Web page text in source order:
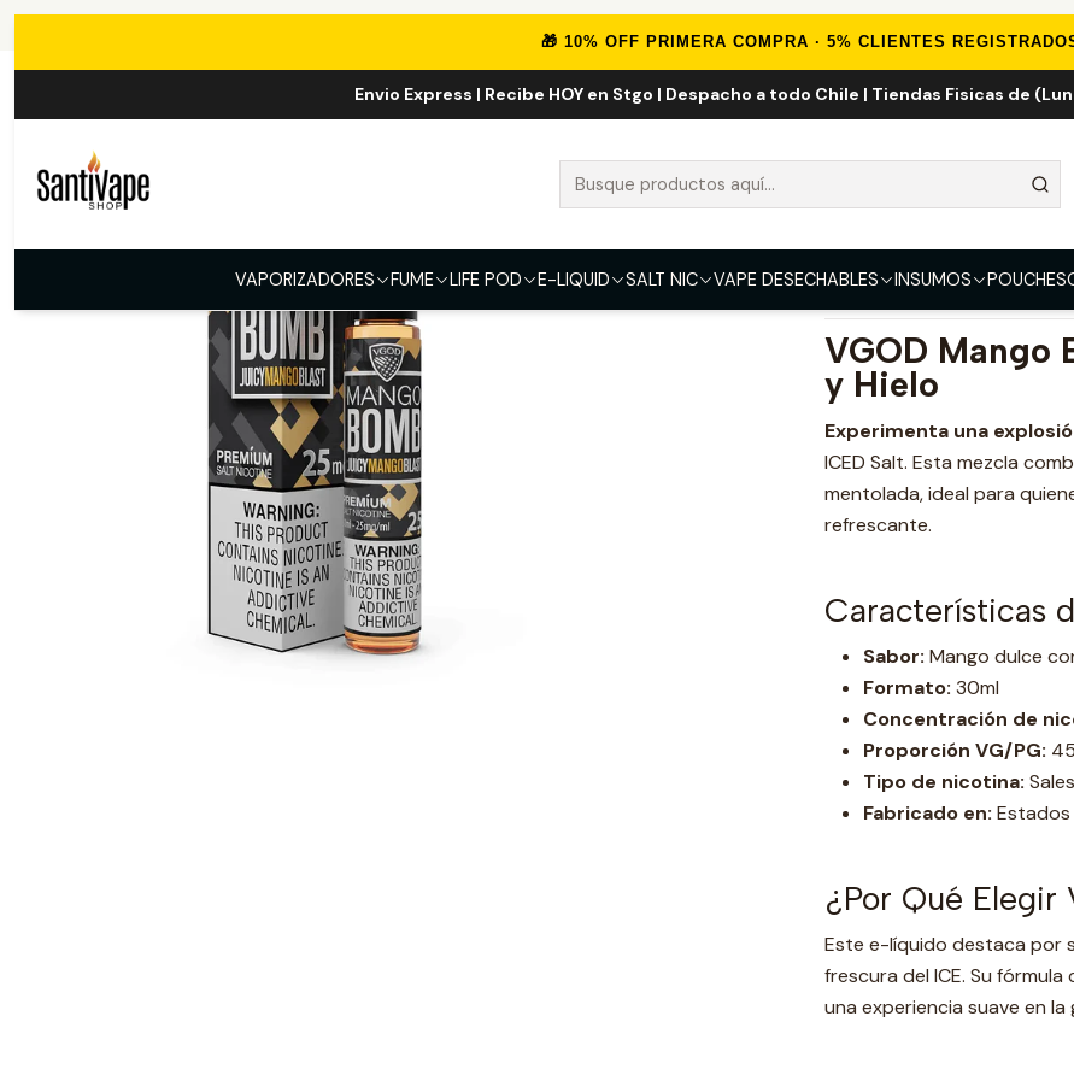
🎁 10% OFF PRIMERA COMPRA · 5% CLIENTES
Envio Express | Recibe HOY en Stgo | Despacho a todo Chile | Tiendas Fisicas de
VAPORIZADORES FUME LIFE POD E-LIQUID SALT NIC VAPE DESECHABLES INSUMOS POUCHES
VGOD
25mg
VGOD Mango
y Hielo
Experimenta una
ICED Salt. Esta mezcla
mentolada, ideal para
refrescante.
Características
Sabor: Mango dulce
Formato: 30ml
Concentración de
Proporción VG/PG:
Tipo de nicotina:
Fabricado en: Estados
¿Por Qué Elegir
Este e-líquido destaca por
frescura del ICE. Su
una experiencia suave en